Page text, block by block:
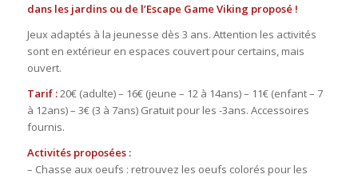
dans les jardins ou de l’Escape Game Viking proposé !
Jeux adaptés à la jeunesse dès 3 ans. Attention les activités
sont en extérieur en espaces couvert pour certains, mais
ouvert.
Tarif :20€ (adulte) – 16€ (jeune – 12 à 14ans) – 11€ (enfant – 7
à 12ans) – 3€ (3 à 7ans) Gratuit pour les -3ans. Accessoires
fournis.
Activités proposées :
– Chasse aux oeufs : retrouvez les oeufs colorés pour les